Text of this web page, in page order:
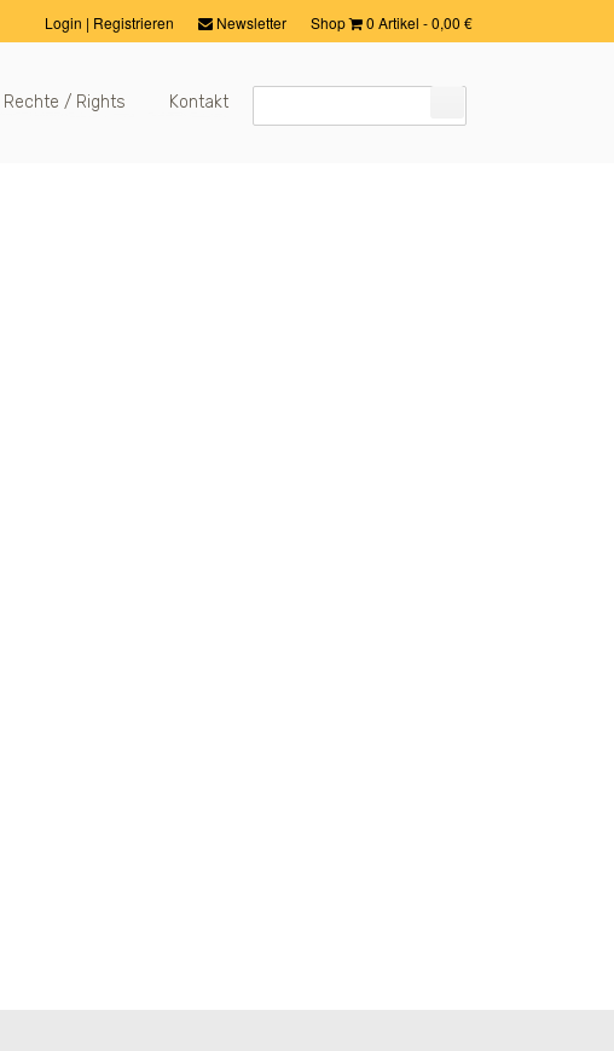
Shop 0 Artikel -0,00 €
Newsletter
Login | Registrieren
Rechte / Rights Kontakt